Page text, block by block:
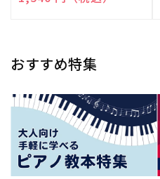
おすすめ特集